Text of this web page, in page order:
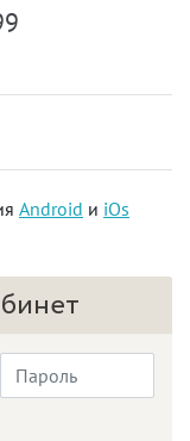
Android и iOs